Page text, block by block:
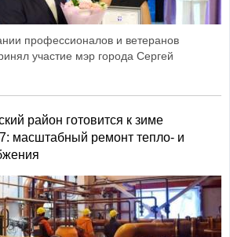
профессионалов и ветеранов
участие мэр города Сергей
район готовится к зиме
масштабный ремонт тепло- и